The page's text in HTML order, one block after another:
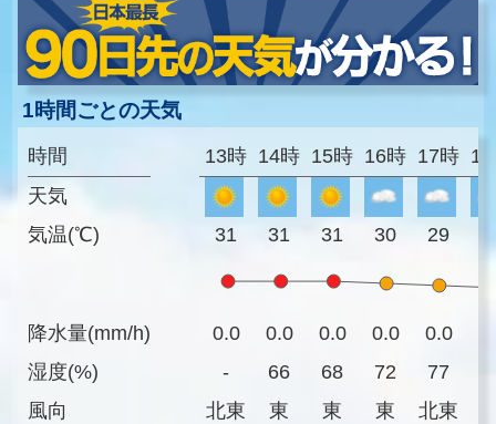
1時間ごとの天気
時間
天気
気温(℃)
降水量(mm/h)
湿度(%)
風向
13時 14時 15時 16時 17時
31 31 31 30 29
0.0 0.0 0.0 0.0 0.0
-
66 68 72 77
北東
東 東 東 北東